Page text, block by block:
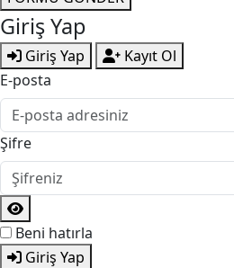
Giriş Yap
Giriş Yap
Kayıt Ol
E-posta
Şifre
Beni hatırla
Giriş Yap